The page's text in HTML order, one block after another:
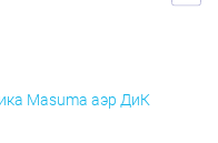
Masuma аэр ДиК